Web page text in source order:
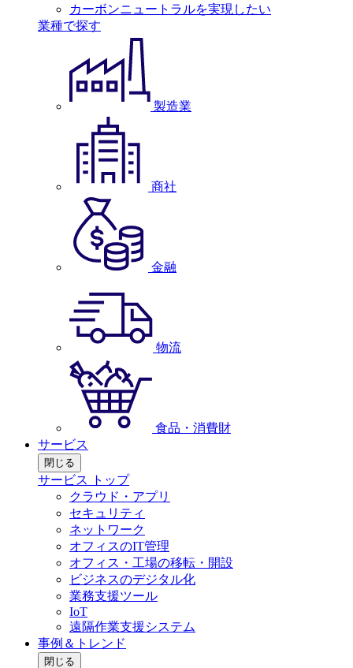
カーボンニュートラルを実現したい
業種で探す
製造業
商社
金融
物流
食品・消費財
サービス
閉じる
サービス トップ
クラウド・アプリ
セキュリティ
ネットワーク
オフィスのIT管理
オフィス・工場の移転・開設
ビジネスのデジタル化
業務支援ツール
IoT
遠隔作業支援システム
事例＆トレンド
閉じる